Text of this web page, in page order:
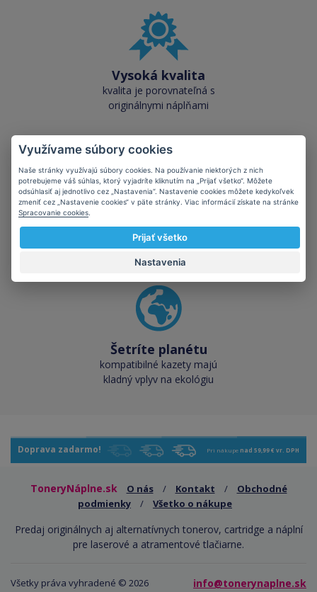
Vysoká kvalita
kvalita je porovnateľná s
originálnymi náplňami
Skladom takmer
cez 50 000 skladových
zásob pre okamžitý odber
Šetríte planétu
kompatibilné kazety majú
kladný vplyv na ekológiu
Doprava zadarmo! Pri nákupe nad 59,99 € vr. DPH
ToneryNáplne.sk O nás / Kontakt /
Obchodné
podmienky
/ Všetko o nákupe
Predaj originálnych aj alternatívnych tonerov, cartridge a náplní
pre laserové a atramentové tlačiarne.
info@tonerynaplne.sk
Všetky práva vyhradené © 2026
Využívame súbory cookies
Naše stránky využívajú súbory cookies. Na používanie niektorých z nich
potrebujeme váš súhlas, ktorý vyjadríte kliknutím na „Prijať všetko“. Môžete
odsúhlasiť aj jednotlivo cez „Nastavenia“. Nastavenie cookies môžete kedykoľvek
zmeniť cez „Nastavenie cookies“ v päte stránky. Viac informácií získate na stránke
Spracovanie cookies
Prijať všetko
Nastavenia